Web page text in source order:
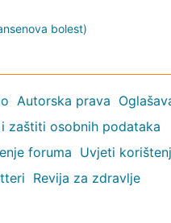
bolest)
Autorska prava
zaštiti osobnih podataka
foruma Uvjeti
Revija za zdravlje